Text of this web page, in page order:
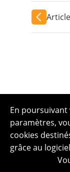
En
paramètres,
cookies
grâce au